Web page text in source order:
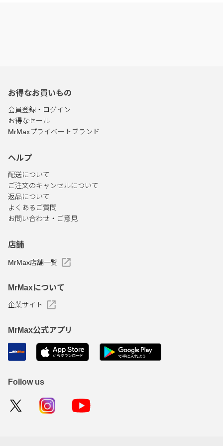
お得なお買いもの
会員登録・ログイン
お得なセール
MrMaxプライベートブランド
ヘルプ
配送について
ご注文のキャンセルについて
返品について
よくあるご質問
お問い合わせ・ご意見
店舗
MrMax店舗一覧
MrMaxについて
企業サイト
MrMax公式アプリ
Follow us